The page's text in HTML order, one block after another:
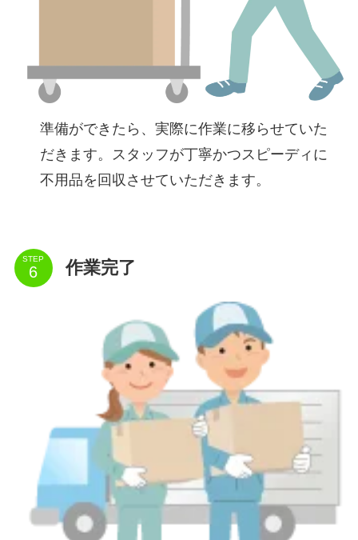
準備ができたら、実際に作業に移らせていた
だきます。スタッフが丁寧かつスピーディに
不用品を回収させていただきます。
STEP 作業完了